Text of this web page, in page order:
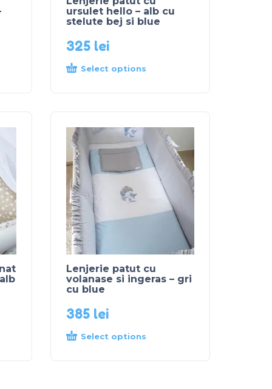
ursulet hello – alb cu
stelute bej si blue
325 lei
Select options
Lenjerie patut cu
volanase si ingeras – gri
cu blue
385 lei
Select options